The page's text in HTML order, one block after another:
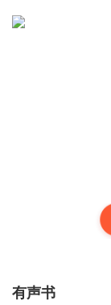
有声书